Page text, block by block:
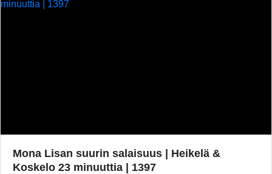
Mona Lisan suurin salaisuus | Heikelä &
Koskelo 23 minuuttia | 1397